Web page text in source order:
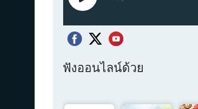
ฟังออนไลน์ด้วย